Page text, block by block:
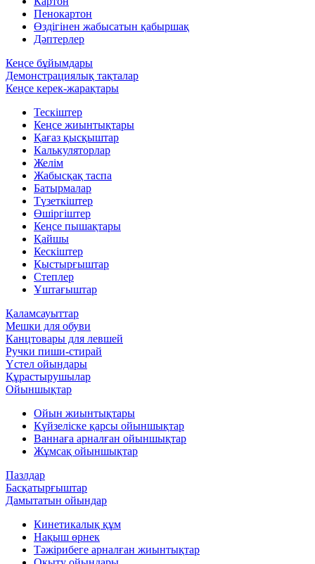
Пенокартон
Өздігінен жабысатын қабыршақ
Дәптерлер
Кеңсе бұйымдары
Демонстрациялық тақталар
Кеңсе керек-жарақтары
Тескіштер
Кеңсе жиынтықтары
Қағаз қысқыштар
Калькуляторлар
Желім
Жабысқақ таспа
Батырмалар
Түзеткіштер
Өшіргіштер
Кеңсе пышақтары
Қайшы
Кескіштер
Қыстырғыштар
Степлер
Ұштағыштар
Қаламсауыттар
Мешки для обуви
Канцтовары для левшей
Ручки пиши-стирай
Үстел ойындары
Құрастырушылар
Ойыншықтар
Ойын жиынтықтары
Күйзеліске қарсы ойыншықтар
Ваннаға арналған ойыншықтар
Жұмсақ ойыншықтар
Пазлдар
Басқатырғыштар
Дамытатын ойындар
Кинетикалық құм
Нақыш өрнек
Тәжірибеге арналған жиынтықтар